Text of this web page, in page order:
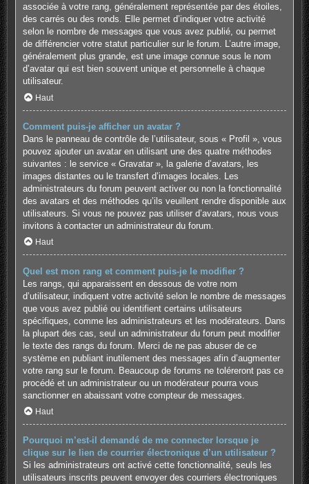
associée à votre rang, généralement représentée par des étoiles,
des carrés ou des ronds. Elle permet d’indiquer votre activité
selon le nombre de messages que vous avez publié, ou permet
de différencier votre statut particulier sur le forum. L’autre image,
généralement plus grande, est une image connue sous le nom
d’avatar qui est bien souvent unique et personnelle à chaque
utilisateur.
Haut
Comment puis-je afficher un avatar ?
Dans le panneau de contrôle de l’utilisateur, sous « Profil », vous
pouvez ajouter un avatar en utilisant une des quatre méthodes
suivantes : le service « Gravatar », la galerie d’avatars, les
images distantes ou le transfert d’images locales. Les
administrateurs du forum peuvent activer ou non la fonctionnalité
des avatars et des méthodes qu’ils veuillent rendre disponible aux
utilisateurs. Si vous ne pouvez pas utiliser d’avatars, nous vous
invitons à contacter un administrateur du forum.
Haut
Quel est mon rang et comment puis-je le modifier ?
Les rangs, qui apparaissent en dessous de votre nom
d’utilisateur, indiquent votre activité selon le nombre de messages
que vous avez publié ou identifient certains utilisateurs
spécifiques, comme les administrateurs et les modérateurs. Dans
la plupart des cas, seul un administrateur du forum peut modifier
le texte des rangs du forum. Merci de ne pas abuser de ce
système en publiant inutilement des messages afin d’augmenter
votre rang sur le forum. Beaucoup de forums ne toléreront pas ce
procédé et un administrateur ou un modérateur pourra vous
sanctionner en abaissant votre compteur de messages.
Haut
Pourquoi m’est-il demandé de me connecter lorsque je
clique sur le lien de courrier électronique d’un utilisateur ?
Si les administrateurs ont activé cette fonctionnalité, seuls les
utilisateurs inscrits peuvent envoyer des courriers électroniques